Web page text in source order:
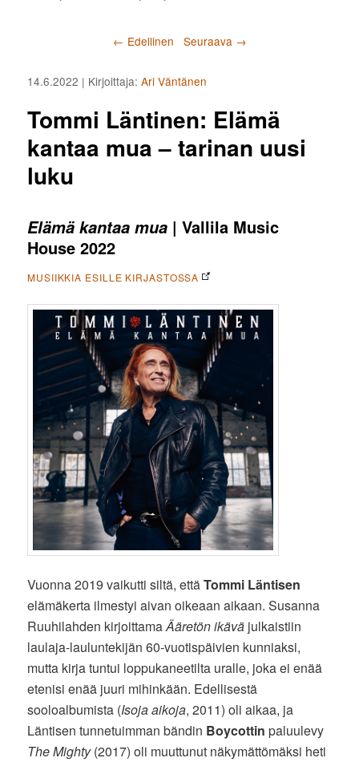
Artikkelien selaus
← Edellinen Seuraava →
Tommi Läntinen: Elämä
kantaa mua – tarinan uusi
luku
14.6.2022 | Kirjoittaja:Ari Väntänen
Elämä kantaa mua | Vallila Music
House 2022
MUSIIKKIA ESILLE KIRJASTOSSA
Vuonna 2019 vaikutti siltä, ettäTommi Läntisen
elämäkerta ilmestyi aivan oikeaan aikaan. Susanna
Ruuhilahden kirjoittamaÄäretön ikävä julkaistiin
laulaja-lauluntekijän 60-vuotispäivien kunniaksi,
mutta kirja tuntui loppukaneetilta uralle, joka ei enää
etenisi enää juuri mihinkään. Edellisestä
sooloalbumista (Isoja aikoja, 2011) oli aikaa, ja
Läntisen tunnetuimman bändin Boycottin paluulevy
The Mighty(2017) oli muuttunut näkymättömäksi heti